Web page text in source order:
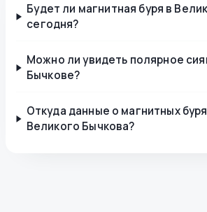
Будет ли магнитная буря в
сегодня?
Можно ли увидеть полярное
Бычкове?
Откуда данные о магнитных
Великого Бычкова?